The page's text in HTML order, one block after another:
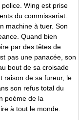
Wing est prise
du commissariat.
machine à tuer. Son
Quand bien
par des têtes de
pas une panacée, son
bout de sa croisade
raison de sa fureur, le
son refus total du
poème de la
à tout le monde.